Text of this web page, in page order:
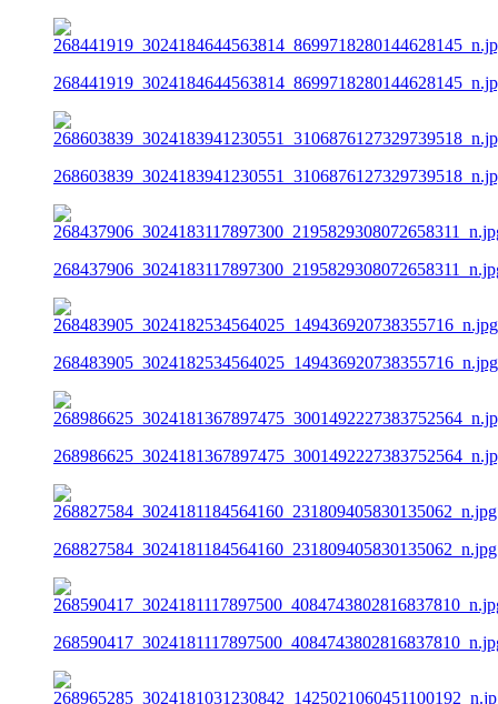
268483905_3024182534564025_149436920738355716_n.jpg
268827584_3024181184564160_231809405830135062_n.jpg